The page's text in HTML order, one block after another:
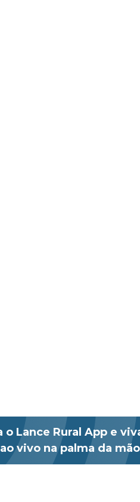
o Lance Rural App e
vivo na palma da